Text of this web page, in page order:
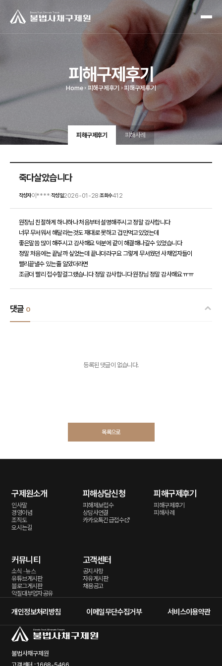
피해구제후기
Home 피해구제후기 피해구제후기
피해구제후기 피해사례
죽다살았습니다
작성자이**** 작성일2026-01-28 |조회수412
원장님 친절하게 하나하나 처음부터 설명해주시고 정말 감사합니다
너무 무서워서 해달라는것도 재대로 못하고 겁만먹고있었는데
좋은말씀 많이 해주시고 감사해요 덕분에 같이 해결해나갈수 있었습니다
정말 처음에는 끝날까 싶었는데 끝나더라구요 그렇게 무서웠던 사채업자들이
빨리끝낼수 있는줄 알았더라면
조금더 빨리 접수할걸그랬습니다 정말 감사합니다 원장님 정말 감사해요 ㅠㅠ
댓글 0
등록된 댓글이 없습니다.
목록으로
구제원소개
인사말
경영이념
조직도
오시는길
피해상담신청
피해제보접수
상담사연결
카카오톡긴급접수
피해구제후기
피해구제후기
피해사례
커뮤니티
소식 · 뉴스
유튜브게시판
블로그게시판
악질대부업자공유
고객센터
공지사항
자유게시판
채용공고
개인정보처리방침 이메일무단수집거부 서비스이용약관
불법사채구제원